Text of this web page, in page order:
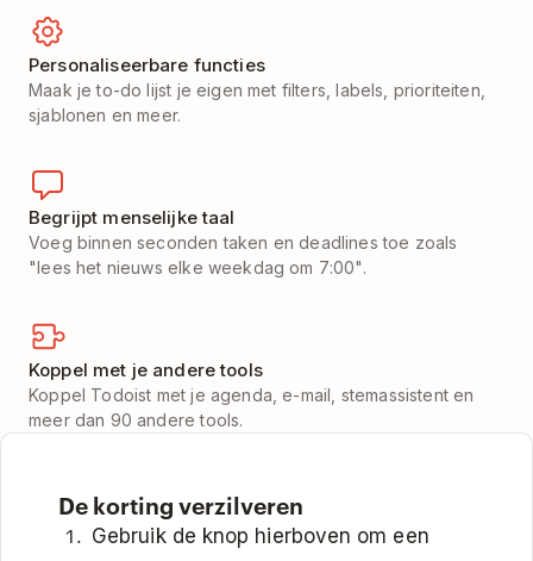
Personaliseerbare functies
Maak je to-do lijst je eigen met filters, labels, prioriteiten,
sjablonen en meer.
Begrijpt menselijke taal
Voeg binnen seconden taken en deadlines toe zoals
"lees het nieuws elke weekdag om 7:00".
Koppel met je andere tools
Koppel Todoist met je agenda, e-mail, stemassistent en
meer dan 90 andere tools.
De korting verzilveren
Gebruik de knop hierboven om een